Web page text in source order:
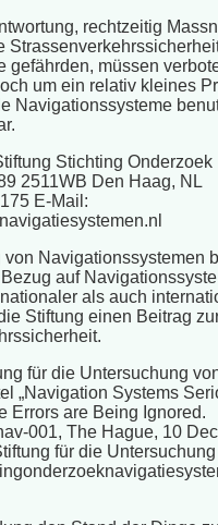
rechtzeitig
gefährden, müssen
um ein relativ kleines
Navigationssysteme
Stichting Onderzoek
2511WB Den Haag, NL
E-Mail:
Navigationssystemen
auf
als auch
Stiftung einen Beitrag
für die Untersuchung
„Navigation Systems
Errors are Being Ignored.
001, The Hague, 10
für die